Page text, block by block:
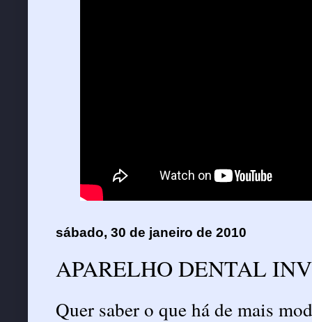
sábado, 30 de janeiro de 2010
APARELHO DENTAL
Quer saber o que há de mais